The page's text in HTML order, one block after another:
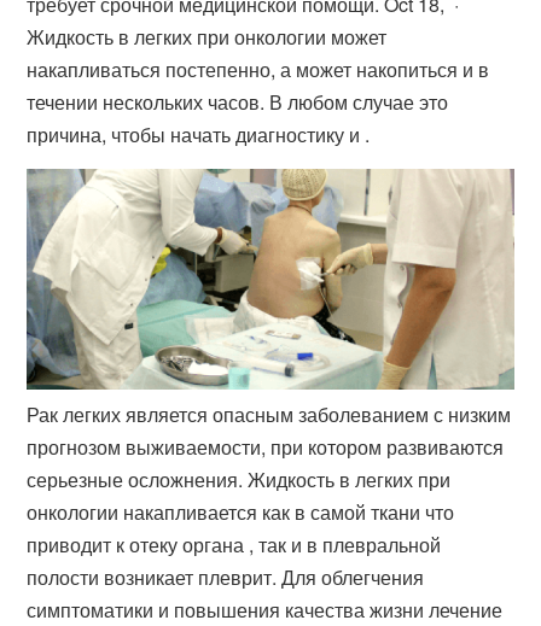
Жидкость в легких при онкологии может
накапливаться постепенно, а может накопиться и в
течении нескольких часов. В любом случае это
причина, чтобы начать диагностику и .
Рак легких является опасным заболеванием с низким
прогнозом выживаемости, при котором развиваются
серьезные осложнения. Жидкость в легких при
онкологии накапливается как в самой ткани что
приводит к отеку органа , так и в плевральной
полости возникает плеврит. Для облегчения
симптоматики и повышения качества жизни лечение